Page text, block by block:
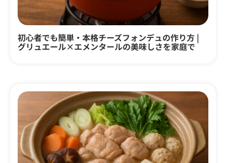
初心者でも簡単・本格チーズフォンデュの作り方 |
グリュエール×エメンタールの美味しさを家庭で